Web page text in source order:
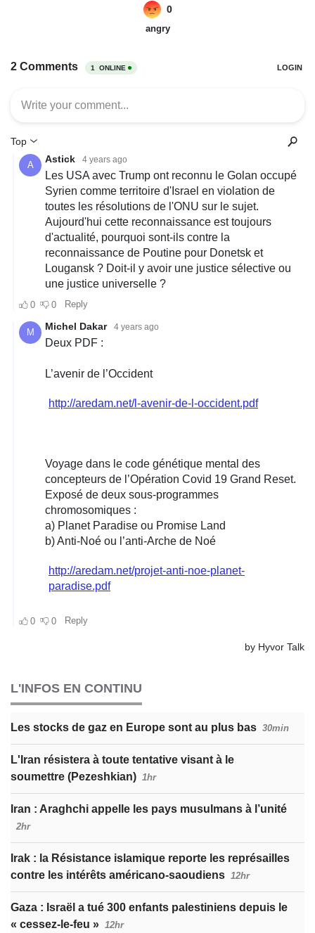
L'INFOS EN CONTINU
Les stocks de gaz en Europe sont au plus bas 30min
L'Iran résistera à toute tentative visant à le
soumettre (Pezeshkian) 1hr
Iran : Araghchi appelle les pays musulmans à l’unité
2hr
Irak : la Résistance islamique reporte les représailles
contre les intérêts américano-saoudiens 12hr
Gaza : Israël a tué 300 enfants palestiniens depuis le
« cessez-le-feu » 12hr